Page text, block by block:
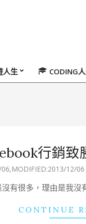
人生 CODING
行銷
,MODIFIED:2013/12/06
有很多，理由是我
CONTINUE